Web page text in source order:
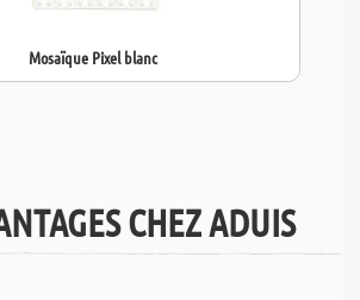
Mosaïque Pixel blanc
CHEZ ADUIS